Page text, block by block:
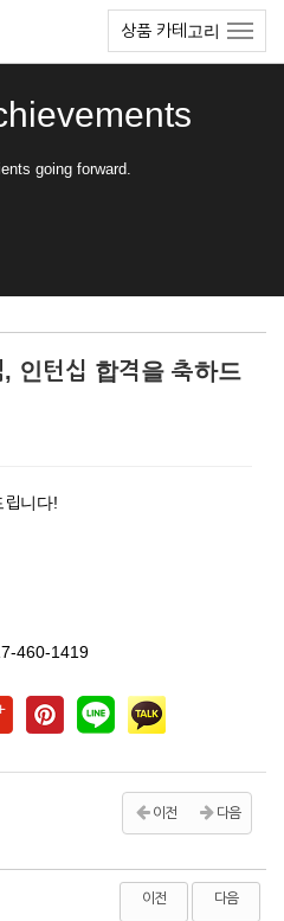
상품 카테고리
going forward.
인턴십 합격을 축하드
립니다!
460-1419
이전 다음
이전 다음